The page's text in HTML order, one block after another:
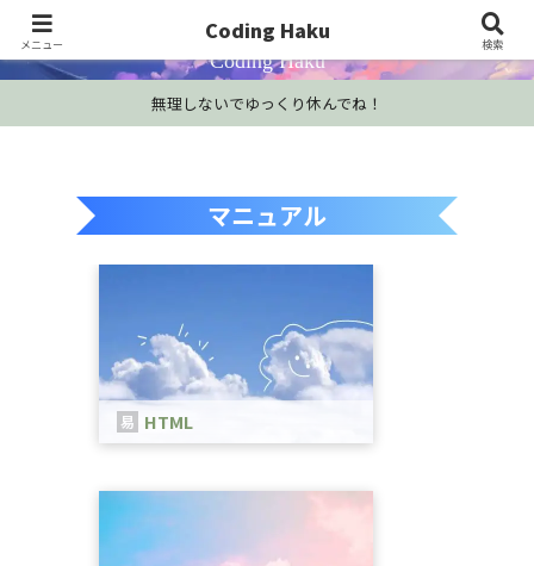
プログラミング学習・開発Tips・技術情報
Coding Haku
無理しないでゆっくり休んでね！
マニュアル
HTML
メニュー
Coding Haku
検索